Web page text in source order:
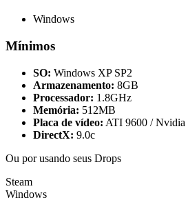
Windows
Mínimos
SO: Windows XP SP2
Armazenamento: 8GB
Processador: 1.8GHz
Memória: 512MB
Placa de vídeo: ATI 9600 /
DirectX: 9.0c
Ou porusando seus Drops
Steam
Windows